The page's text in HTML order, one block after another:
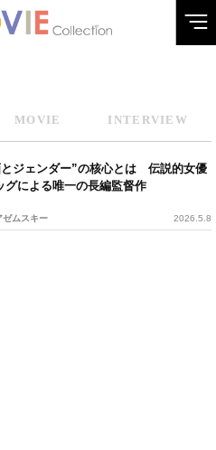
MOVIE INTERVIEW
ジェンダー”の核心とは 伝説的女優
グによる唯一の長編監督作
ゼムスキー 2026.5.8